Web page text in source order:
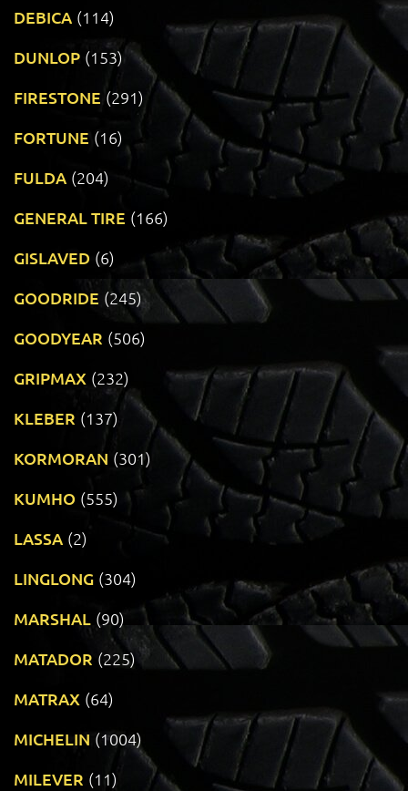
DEBICA (114)
DUNLOP (153)
FIRESTONE (291)
FORTUNE (16)
FULDA (204)
GENERAL TIRE (166)
GISLAVED (6)
GOODRIDE (245)
GOODYEAR (506)
GRIPMAX (232)
KLEBER (137)
KORMORAN (301)
KUMHO (555)
LASSA (2)
LINGLONG (304)
MARSHAL (90)
MATADOR (225)
MATRAX (64)
MICHELIN (1004)
MILEVER (11)